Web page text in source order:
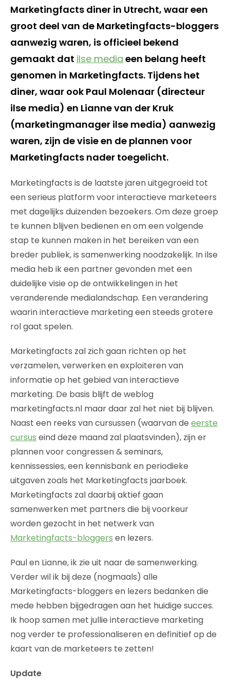
Marketingfacts diner in Utrecht, waar een
groot deel van de Marketingfacts-bloggers
aanwezig waren, is officieel bekend
gemaakt dat ilse media een belang heeft
genomen in Marketingfacts. Tijdens het
diner, waar ook Paul Molenaar (directeur
ilse media) en Lianne van der Kruk
(marketingmanager ilse media) aanwezig
waren, zijn de visie en de plannen voor
Marketingfacts nader toegelicht.
Marketingfacts is de laatste jaren uitgegroeid tot
een serieus platform voor interactieve marketeers
met dagelijks duizenden bezoekers. Om deze groep
te kunnen blijven bedienen en om een volgende
stap te kunnen maken in het bereiken van een
breder publiek, is samenwerking noodzakelijk. In ilse
media heb ik een partner gevonden met een
duidelijke visie op de ontwikkelingen in het
veranderende medialandschap. Een verandering
waarin interactieve marketing een steeds grotere
rol gaat spelen.
Marketingfacts zal zich gaan richten op het
verzamelen, verwerken en exploiteren van
informatie op het gebied van interactieve
marketing. De basis blijft de weblog
marketingfacts.nl maar daar zal het niet bij blijven.
Naast een reeks van cursussen (waarvan de eerste
cursus eind deze maand zal plaatsvinden), zijn er
plannen voor congressen & seminars,
kennissessies, een kennisbank en periodieke
uitgaven zoals het Marketingfacts jaarboek.
Marketingfacts zal daarbij aktief gaan
samenwerken met partners die bij voorkeur
worden gezocht in het netwerk van
Marketingfacts-bloggers en lezers.
Paul en Lianne, ik zie uit naar de samenwerking.
Verder wil ik bij deze (nogmaals) alle
Marketingfacts-bloggers en lezers bedanken die
mede hebben bijgedragen aan het huidige succes.
Ik hoop samen met jullie interactieve marketing
nog verder te professionaliseren en definitief op de
kaart van de marketeers te zetten!
Update